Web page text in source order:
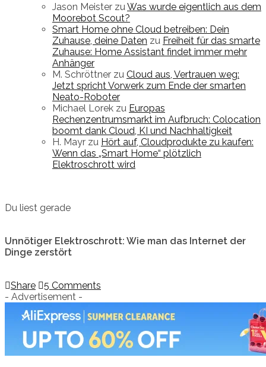
Jason Meister zuWas wurde eigentlich aus dem
Moorebot Scout?
Smart Home ohne Cloud betreiben: Dein
Zuhause, deine Daten zu Freiheit für das smarte
Zuhause: Home Assistant findet immer mehr
Anhänger
M. Schröttner zu Cloud aus, Vertrauen weg:
Jetzt spricht Vorwerk zum Ende der smarten
Neato-Roboter
Michael Lorek zu Europas
Rechenzentrumsmarkt im Aufbruch: Colocation
boomt dank Cloud, KI und Nachhaltigkeit
H. Mayr zu Hört auf, Cloudprodukte zu kaufen:
Wenn das „Smart Home“ plötzlich
Elektroschrott wird
Du liest gerade
Unnötiger Elektroschrott: Wie man das Internet der
Dinge zerstört
Share
5 Comments
- Advertisement -